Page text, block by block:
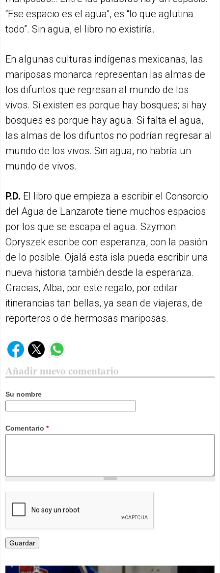
“Ese espacio es el agua”, es “lo que aglutina
todo”. Sin agua, el libro no existiría.
En algunas culturas indígenas mexicanas, las
mariposas monarca representan las almas de
los difuntos que regresan al mundo de los
vivos. Si existen es porque hay bosques; si hay
bosques es porque hay agua. Si falta el agua,
las almas de los difuntos no podrían regresar al
mundo de los vivos. Sin agua, no habría un
mundo de vivos.
P.D. El libro que empieza a escribir el Consorcio
del Agua de Lanzarote tiene muchos espacios
por los que se escapa el agua. Szymon
Opryszek escribe con esperanza, con la pasión
de lo posible. Ojalá esta isla pueda escribir una
nueva historia también desde la esperanza.
Gracias, Alba, por este regalo, por editar
itinerancias tan bellas, ya sean de viajeras, de
reporteros o de hermosas mariposas.
Añadir nuevo comentario
Su nombre
Comentario *